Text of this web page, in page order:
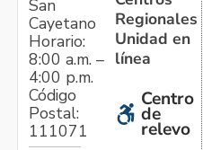
San
Cayetano
Horario:
8:00 a.m. –
4:00 p.m.
Código
Postal:
111071
Regionales
Unidad en
línea
Centro
de
relevo